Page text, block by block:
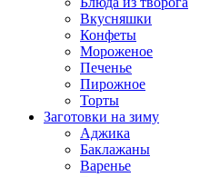
Вкусняшки
Конфеты
Мороженое
Печенье
Пирожное
Торты
Заготовки на зиму
Аджика
Баклажаны
Варенье